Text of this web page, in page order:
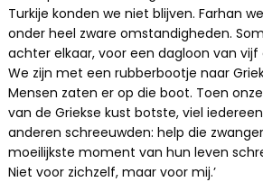
Turkije konden we niet blijven. Farhan
onder heel zware omstandigheden.
achter elkaar, voor een dagloon van vijf
We zijn met een rubberbootje naar
Mensen zaten er op die boot. Toen
van de Griekse kust botste, viel
anderen schreeuwden: help die
moeilijkste moment van hun leven
Niet voor zichzelf, maar voor mij.’